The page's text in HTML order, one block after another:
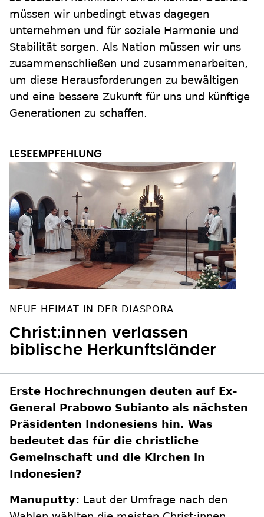
müssen wir unbedingt etwas dagegen
unternehmen und für soziale Harmonie und
Stabilität sorgen. Als Nation müssen wir uns
zusammenschließen und zusammenarbeiten,
um diese Herausforderungen zu bewältigen
und eine bessere Zukunft für uns und künftige
Generationen zu schaffen.
NEUE HEIMAT IN DER DIASPORA
Christ:innen verlassen
biblische Herkunftsländer
Erste Hochrechnungen deuten auf Ex-
General Prabowo Subianto als nächsten
Präsidenten Indonesiens hin. Was
bedeutet das für die christliche
Gemeinschaft und die Kirchen in
Indonesien?
Manuputty: Laut der Umfrage nach den